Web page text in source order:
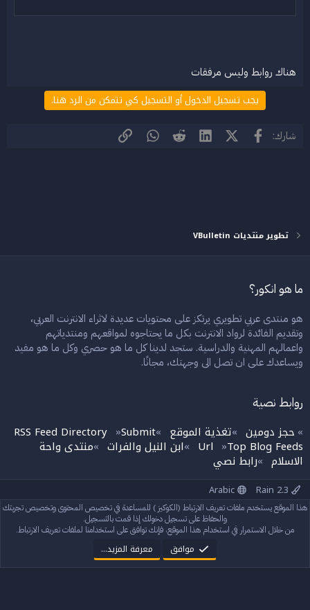
هناك روابط وليس مرفقات
يجب تسجيل الدخول أو التسجيل كي تتمكن من الرد هنا.
شارك: فيسبوك X (Twitter)
LinkedIn
Reddit
WhatsApp
الرابط
تطوير منتديات VBulletin
ما هو انكور؟
هو منتدى عربي تطويري يرتكز على محتويات عديدة لاثراء الانترنت العربي،
وتقديم الفائدة لرواد الانترنت بكل ما يحتاجوه لمواقعهم ومنتدياتهم
واعمالهم المهنية والدراسية. ستجد لدينا كل ما هو حصري وكل ما هو مفيد
ويساعدك على ان تصل الى وجهتك، مجانًا.
روابط نصية
» حجز دومين »تغذية الموقع »
RSS Feed Directory »Submit
Url »Top Blog Feeds
»ابن النيل والفرات »منتدى واحة
الاسلام »رابط نصي
Arabic
إتصل بنا الشروط والقوانين سياسة الخصوصية مساعدة الرئيسية R
Community platform by XenForo® © 2010-2024 XenForo Ltd.
Rain theme made by
هذا الموقع يستخدم ملفات تعريف الارتباط (الكوكيز ) للمساعدة في تخصيص المحتوى وتخصيص تجربتك
والحفاظ على تسجيل دخولك إذا قمت بالتسجيل.
من خلال الاستمرار في استخدام هذا الموقع، فإنك توافق على استخدامنا لملفات تعريف الارتباط.
موافق معرفة المزيد…